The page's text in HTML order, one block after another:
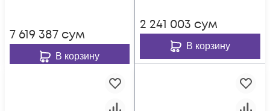
7 619 387 сум
В корзину
2 241 003 сум
В корзину